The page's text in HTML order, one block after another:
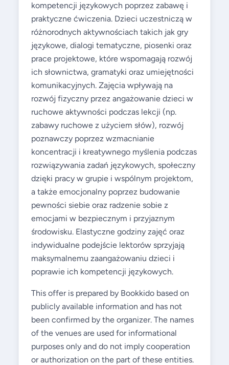
kompetencji językowych poprzez zabawę i
praktyczne ćwiczenia. Dzieci uczestniczą w
różnorodnych aktywnościach takich jak gry
językowe, dialogi tematyczne, piosenki oraz
prace projektowe, które wspomagają rozwój
ich słownictwa, gramatyki oraz umiejętności
komunikacyjnych. Zajęcia wpływają na
rozwój fizyczny przez angażowanie dzieci w
ruchowe aktywności podczas lekcji (np.
zabawy ruchowe z użyciem słów), rozwój
poznawczy poprzez wzmacnianie
koncentracji i kreatywnego myślenia podczas
rozwiązywania zadań językowych, społeczny
dzięki pracy w grupie i wspólnym projektom,
a także emocjonalny poprzez budowanie
pewności siebie oraz radzenie sobie z
emocjami w bezpiecznym i przyjaznym
środowisku. Elastyczne godziny zajęć oraz
indywidualne podejście lektorów sprzyjają
maksymalnemu zaangażowaniu dzieci i
poprawie ich kompetencji językowych.
This offer is prepared by Bookkido based on
publicly available information and has not
been confirmed by the organizer. The names
of the venues are used for informational
purposes only and do not imply cooperation
or authorization on the part of these entities.